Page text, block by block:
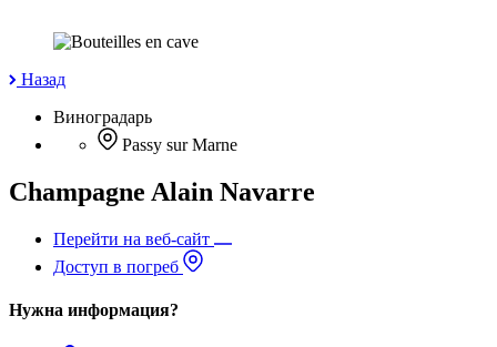
Назад
Виноградарь
Passy sur Marne
Champagne Alain Navarre
Перейти на веб-сайт
Доступ в погреб
Нужна информация?